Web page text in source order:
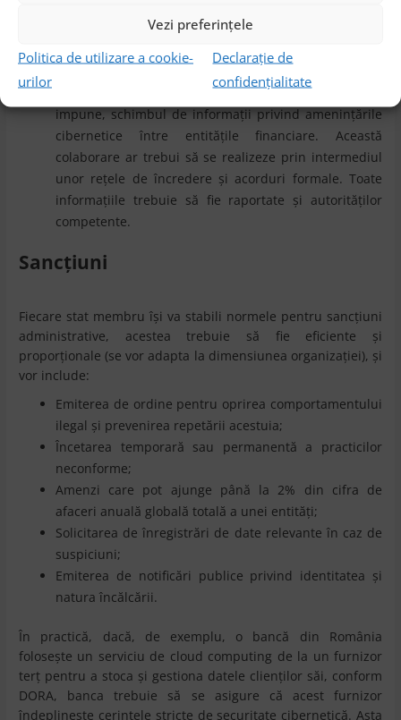
Vezi preferințele
Politica de utilizare a cookie-
urilor
Declarație de
confidențialitate
furnizor sau un grup mic de furnizori și să păstreze
un registru detaliat al tuturor acordurilor
contractuale legate de serviciile IT.
. DORA promovează, dar nu
impune, schimbul de informații privind amenințările
cibernetice între entitățile financiare. Această
colaborare ar trebui să se realizeze prin intermediul
unor rețele de încredere și acorduri formale. Toate
informațiile trebuie să fie raportate și autorităților
competente.
Sancțiuni
Fiecare stat membru își va stabili normele pentru sancțiuni
administrative, acestea trebuie să fie eficiente și
proporționale (se vor adapta la dimensiunea organizației), și
vor include:
Emiterea de ordine pentru oprirea comportamentului
ilegal și prevenirea repetării acestuia;
Încetarea temporară sau permanentă a practicilor
neconforme;
Amenzi care pot ajunge până la 2% din cifra de
afaceri anuală globală totală a unei entități;
Solicitarea de înregistrări de date relevante în caz de
suspiciuni;
Emiterea de notificări publice privind identitatea și
natura încălcării.
În practică, dacă, de exemplu, o bancă din România
folosește un serviciu de cloud computing de la un furnizor
terț pentru a stoca și gestiona datele clienților săi, conform
DORA, banca trebuie să se asigure că acest furnizor
îndeplinește cerințele stricte de securitate cibernetică. Asta